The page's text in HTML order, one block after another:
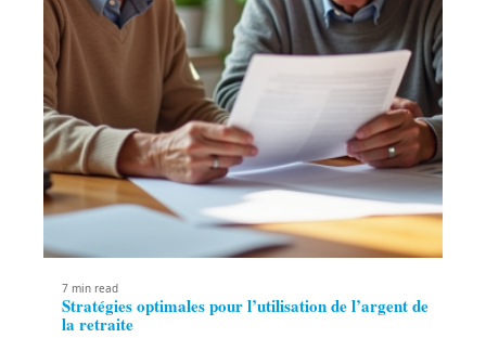
7 min read
Stratégies optimales pour l’utilisation de l’argent de
la retraite